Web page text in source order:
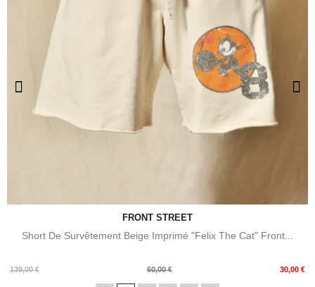
FRONT STREET
Short De Survêtement Beige Imprimé "Felix The Cat" Front...
139,00 €
Prix
60,00 € 30,00 €
Prix